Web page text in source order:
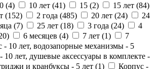
(4) 10 лет (41) 15 (2) 15 лет (84)
(152) 2 года (485) 20 лет (24)
24
(7) 25 лет (18) 3 года (24)
4
) 6 месяцев (4) 7 лет (1)
7
- 10 лет, водозапорные механизмы - 5
10 лет, душевые аксессуары в комплекте -
и кранбуксы - 5 лет (1) Корпус -